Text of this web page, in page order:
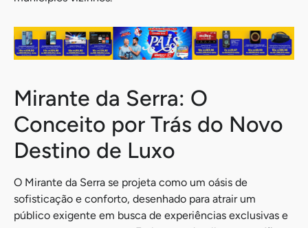
Mirante da Serra: O
Conceito por Trás do Novo
Destino de Luxo
O Mirante da Serra se projeta como um oásis de
sofisticação e conforto, desenhado para atrair um
público exigente em busca de experiências exclusivas e